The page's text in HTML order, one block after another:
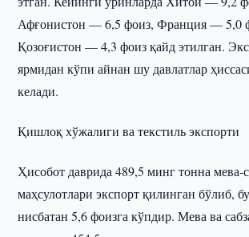
Афғонистон — 6,5 фоиз, Франция — 5,0
Қозоғистон — 4,3 фоиз қайд этилган.
ярмидан кўпи айнан шу давлатлар
келади.
Қишлоқ хўжалиги ва текстиль экспорти
Ҳисобот даврида 489,5 минг тонна мева-
маҳсулотлари экспорт қилинган бўлиб,
нисбатан 5,6 фоизга кўпдир. Мева ва